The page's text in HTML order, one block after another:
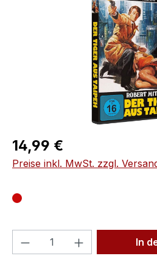
Regulärer Preis:
14,99 €
Preise inkl. MwSt. zzgl.
Produkt Anzahl: Gib
In